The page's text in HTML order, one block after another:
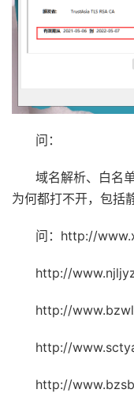
问：
域名解析、白名
为何都打不开，包括
问：http://
http://
http://
http://
http://